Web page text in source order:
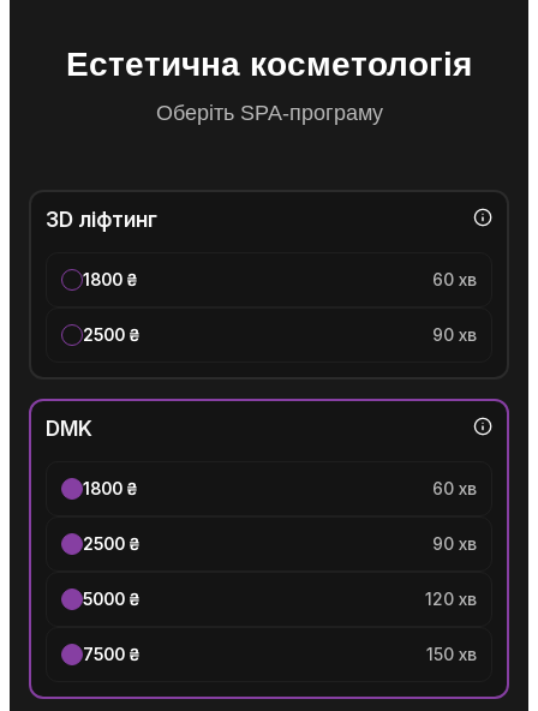
Естетична косметологія
Oберіть SPA-програму
3D ліфтинг
1800 ₴ 60 хв
2500 ₴ 90 хв
DMK
1800 ₴ 60 хв
2500 ₴ 90 хв
5000 ₴ 120 хв
7500 ₴ 150 хв